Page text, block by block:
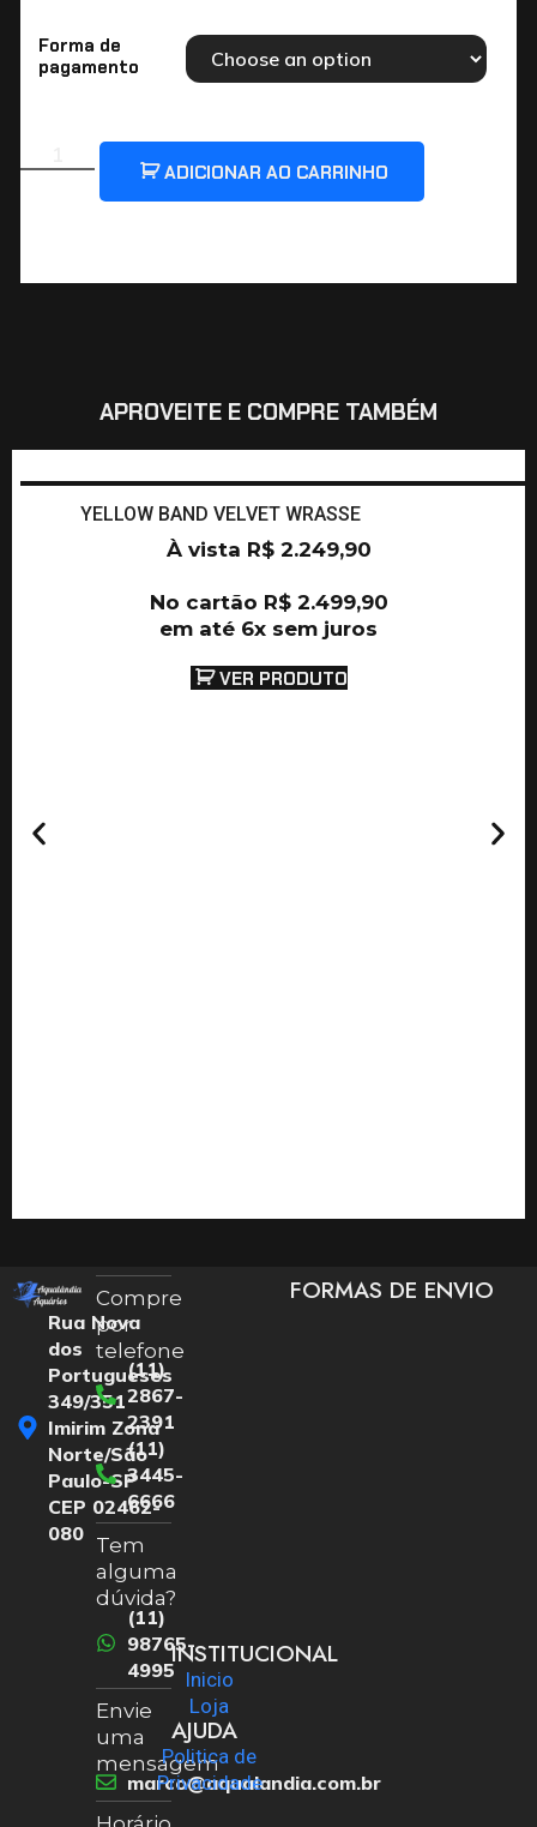
Forma de
pagamento
ADICIONAR AO CARRINHO
APROVEITE E COMPRE TAMBÉM
YELLOW BAND VELVET WRASSE
À vista R$2.249,90
No cartão R$2.499,90
em até 6x sem juros
VER PRODUTO
Rua Nova
dos
Portugueses
349/351
Imirim Zona
Norte/São
Paulo-SP
CEP 02462-
080
Compre
por
telefone
(11)
2867-
2391
(11)
3445-
6666
Tem
alguma
dúvida?
(11)
98765-
4995
Envie
uma
mensagem
marco@aqualandia.com.br
INSTITUCIONAL
Inicio
Loja
AJUDA
Politica de
Privacidade
FORMAS DE ENVIO